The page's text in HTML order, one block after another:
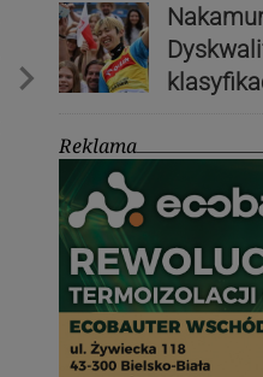
Reklama